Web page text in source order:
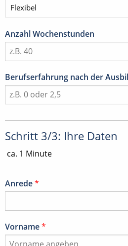
Anzahl Wochenstunden
Berufserfahrung nach der
Schritt 3/3: Ihre Daten
ca. 1 Minute
Anrede*
Vorname*